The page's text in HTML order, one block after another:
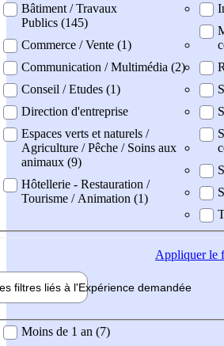
Bâtiment / Travaux
Publics (145)
Commerce / Vente (1)
Communication / Multimédia (2)
Conseil / Etudes (1)
Direction d'entreprise
Espaces verts et naturels /
Agriculture / Pêche / Soins aux
animaux (9)
Hôtellerie - Restauration /
Tourisme / Animation (1)
Appliquerle
filtres liés à l'Expérience demandée
demandée
Moins de 1 an (7)